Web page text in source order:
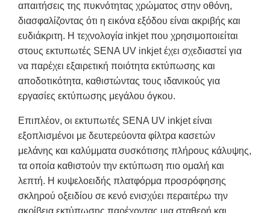
απαιτήσεις της πυκνότητας χρώματος στην οθόνη,
διασφαλίζοντας ότι η εικόνα εξόδου είναι ακριβής και
ευδιάκριτη. Η τεχνολογία inkjet που χρησιμοποιείται
στους εκτυπωτές SENA UV inkjet έχει σχεδιαστεί για
να παρέχει εξαιρετική ποιότητα εκτύπωσης και
αποδοτικότητα, καθιστώντας τους ιδανικούς για
εργασίες εκτύπωσης μεγάλου όγκου.
Επιπλέον, οι εκτυπωτές SENA UV inkjet είναι
εξοπλισμένοι με δευτερεύοντα φίλτρα κασετών
μελάνης και καλύμματα συσκότισης πλήρους κάλυψης,
τα οποία καθιστούν την εκτύπωση πιο ομαλή και
λεπτή. Η κυψελοειδής πλατφόρμα προσρόφησης
σκληρού οξειδίου σε κενό ενισχύει περαιτέρω την